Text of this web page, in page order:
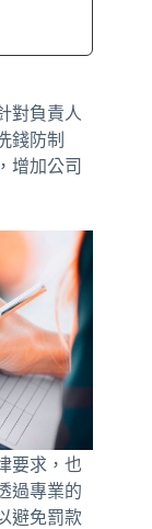
對負責人
錢防制
增加公司
要求，也
過專業的
避免罰款